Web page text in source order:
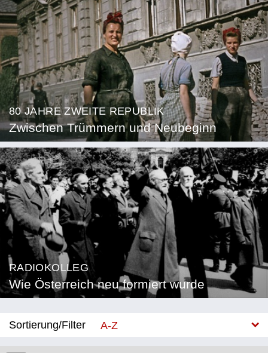
80 JAHRE ZWEITE REPUBLIK
Zwischen Trümmern und Neubeginn
RADIOKOLLEG
Wie Österreich neu formiert wurde
Sortierung/Filter
A-Z